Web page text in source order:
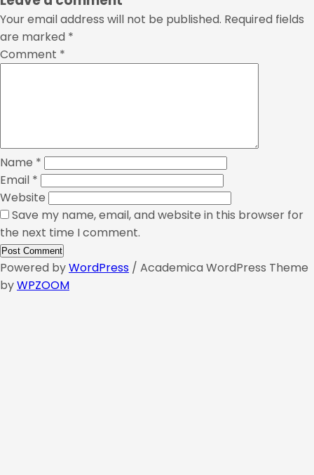
Your email address will not be published. Required fields
are marked *
Comment *
Name *
Email *
Website
Save my name, email, and website in this browser for
the next time I comment.
Powered byWordPress / Academica WordPress Theme
byWPZOOM